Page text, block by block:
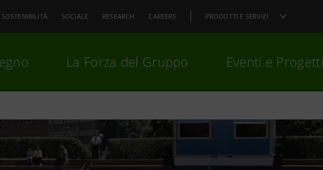
SOSTENIBILITÀ SOCIALE RESEARCH CAREERS PRODOTTI E SERVIZI
La Forza del Gruppo Eventi e Progetti
premiInvioper cercare oESCper chiudere